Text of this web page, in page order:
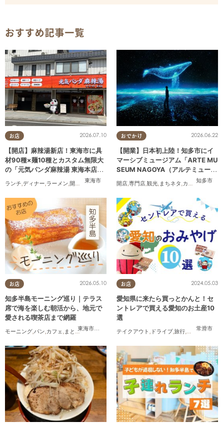
おすすめ記事一覧
お店
東海市
2026.07.10
【開店】麻辣湯新店！東海市に具
材90種×麺10種とカスタム無限大
の「元気パンダ麻辣湯 東海本店」
ランチ,ディナー,ラーメン,開店 夫婦,カップル ,おひとりさま,友人, トレンド
おでかけ
知多市
2026.06.22
【開業】日本初上陸！知多市にイ
マーシブミュージアム「ARTE MU
SEUM NAGOYA（アルテミュージ
アムナゴヤ）」が2026年11月下旬
にオープン
開店,専門店,観光, まちネタ ,カップル ,友人
お店
東海市
,知多市 阿久比町,半田市,常滑市, 美浜町
2026.05.10
知多半島モーニング巡り｜テラス
席で海を楽しむ朝活から、地元で
愛される喫茶店まで網羅
モーニング パン カフェ まとめ記事 , コスパ抜群
お店
常滑市
2024.05.03
愛知県に来たら買っとかんと！セ
ントレアで買える愛知のお土産10
選
テイクアウト ドライブ 旅行 観光,家族,